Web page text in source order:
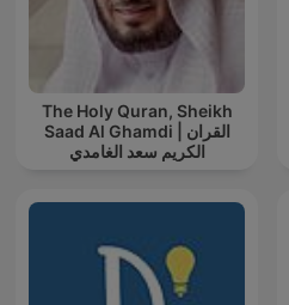
The Holy Quran, Sheikh
Saad Al Ghamdi | القران
الكريم سعد الغامدي